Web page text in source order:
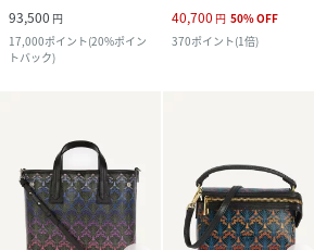
93,500 円
17,000ポイント(20%ポイン
トバック)
40,700 円 50%OFF
370ポイント(1倍)